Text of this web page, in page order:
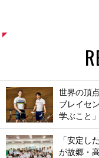
世界の頂
ブレイセ
学ぶこと
「安定し
が故郷・